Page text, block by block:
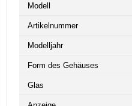
Modell
Artikelnummer
Modelljahr
Form des Gehäuses
Glas